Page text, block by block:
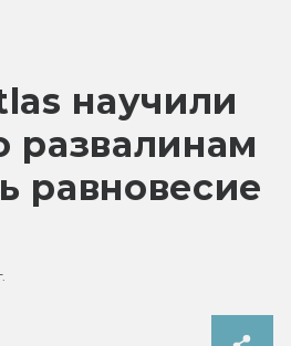
научили
развалинам
равновесие